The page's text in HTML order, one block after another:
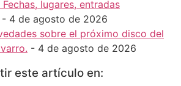
Fechas, lugares, entradas
- 4 de agosto de 2026
sobre el próximo disco del
- 4 de agosto de 2026
este artículo en: